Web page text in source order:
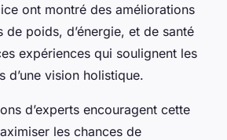
ont montré des améliorations
de poids, d’énergie, et de santé
expériences qui soulignent les
d’une vision holistique.
d’experts encouragent cette
les chances de